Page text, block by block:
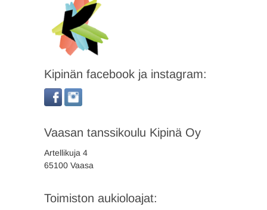
Kipinän facebook ja instagram:
Vaasan tanssikoulu Kipinä Oy
Artellikuja 4
65100 Vaasa
Toimiston aukioloajat: